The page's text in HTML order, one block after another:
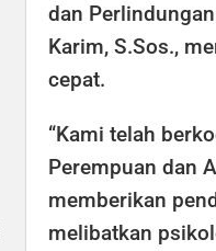
dan
Karim, S.Sos.,
cepat.
“Kami telah
Perempuan dan
memberikan
melibatkan